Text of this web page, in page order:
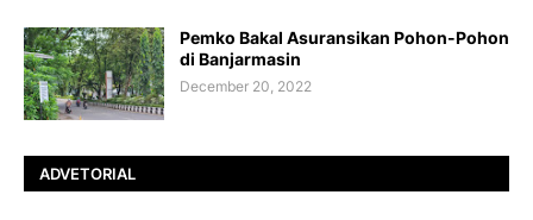
Pemko Bakal Asuransikan Pohon-Pohon
di Banjarmasin
December 20, 2022
ADVETORIAL